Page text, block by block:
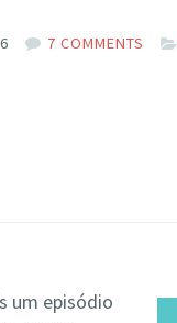
7 COMMENTS
um episódio